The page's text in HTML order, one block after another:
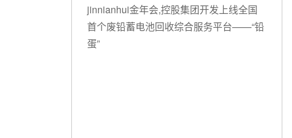
jinnianhui金年会,控股集团开发上线全国
首个废铅蓄电池回收综合服务平台——“铅
蛋”